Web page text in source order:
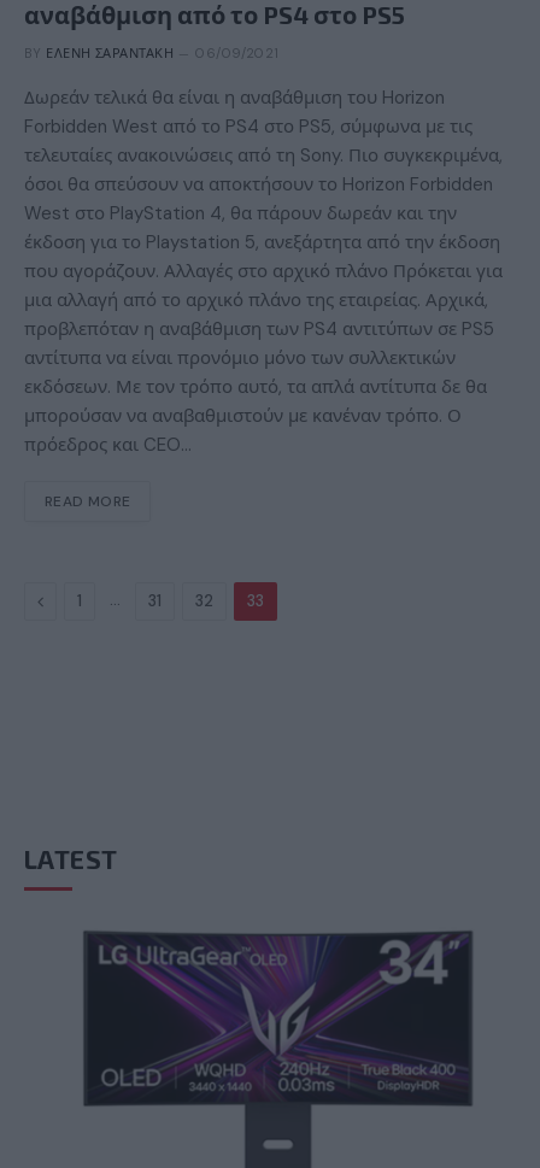
αναβάθμιση από το PS4 στο PS5
BY ΕΛΈΝΗ ΣΑΡΑΝΤΆΚΗ 06/09/2021
Δωρεάν τελικά θα είναι η αναβάθμιση του Horizon
Forbidden West από το PS4 στο PS5, σύμφωνα με τις
τελευταίες ανακοινώσεις από τη Sony. Πιο συγκεκριμένα,
όσοι θα σπεύσουν να αποκτήσουν το Horizon Forbidden
West στο PlayStation 4, θα πάρουν δωρεάν και την
έκδοση για το Playstation 5, ανεξάρτητα από την έκδοση
που αγοράζουν. Αλλαγές στο αρχικό πλάνο Πρόκεται για
μια αλλαγή από το αρχικό πλάνο της εταιρείας. Αρχικά,
προβλεπόταν η αναβάθμιση των PS4 αντιτύπων σε PS5
αντίτυπα να είναι προνόμιο μόνο των συλλεκτικών
εκδόσεων. Με τον τρόπο αυτό, τα απλά αντίτυπα δε θα
μπορούσαν να αναβαθμιστούν με κανέναν τρόπο. Ο
πρόεδρος και CEO…
READ MORE
Previous
1 … 31 32 33
LATEST